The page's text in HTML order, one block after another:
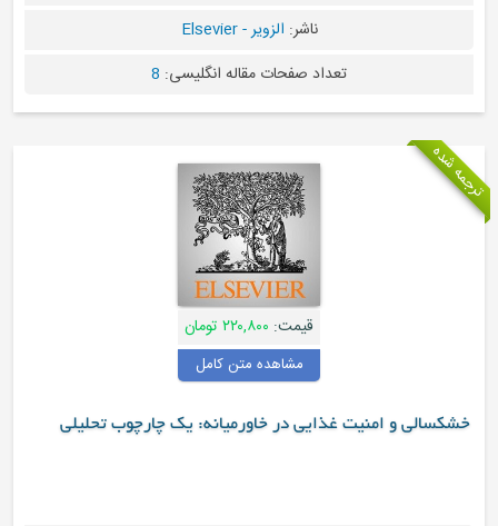
ناشر: الزویر - Elsevier
تعداد صفحات مقاله انگلیسی: 8
ترجمه شده
قیمت: ۲۲۰,۸۰۰ تومان
مشاهده متن کامل
خشکسالی و امنیت غذایی در خاورمیانه: یک چارچوب تحلیلی